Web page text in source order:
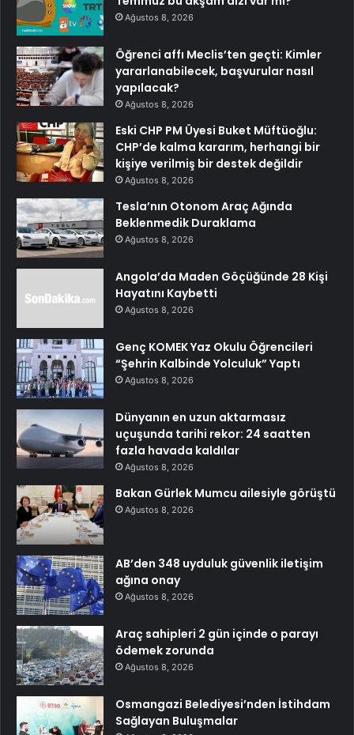
Ağustos 8, 2026
Öğrenci affı Meclis’ten geçti: Kimler
yararlanabilecek, başvurular nasıl
yapılacak?
Ağustos 8, 2026
Eski CHP PM Üyesi Buket Müftüoğlu:
CHP’de kalma kararım, herhangi bir
kişiye verilmiş bir destek değildir
Ağustos 8, 2026
Tesla’nın Otonom Araç Ağında
Beklenmedik Duraklama
Ağustos 8, 2026
Angola’da Maden Göçüğünde 28 Kişi
Hayatını Kaybetti
Ağustos 8, 2026
Genç KOMEK Yaz Okulu Öğrencileri
“Şehrin Kalbinde Yolculuk” Yaptı
Ağustos 8, 2026
Dünyanın en uzun aktarmasız
uçuşunda tarihi rekor: 24 saatten
fazla havada kaldılar
Ağustos 8, 2026
Bakan Gürlek Mumcu ailesiyle görüştü
Ağustos 8, 2026
AB’den 348 uyduluk güvenlik iletişim
ağına onay
Ağustos 8, 2026
Araç sahipleri 2 gün içinde o parayı
ödemek zorunda
Ağustos 8, 2026
Osmangazi Belediyesi’nden İstihdam
Sağlayan Buluşmalar